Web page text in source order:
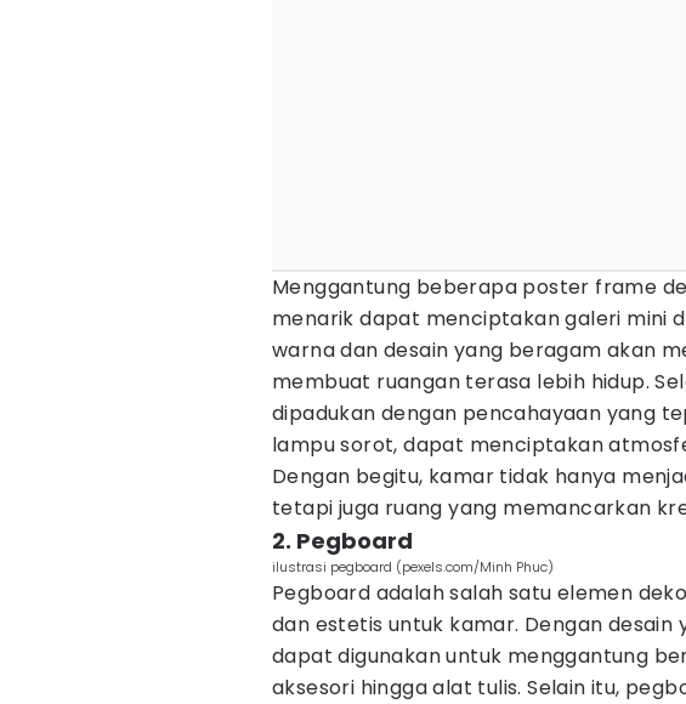
Menggantung beberapa poster frame
menarik dapat menciptakan galeri mini
warna dan desain yang beragam akan
membuat ruangan terasa lebih hidup.
dipadukan dengan pencahayaan yang
lampu sorot, dapat menciptakan
Dengan begitu, kamar tidak hanya
tetapi juga ruang yang memancarkan
2. Pegboard
ilustrasi pegboard (pexels.com/Minh Phuc)
Pegboard adalah salah satu elemen
dan estetis untuk kamar. Dengan desain
dapat digunakan untuk menggantung
aksesori hingga alat tulis. Selain itu,